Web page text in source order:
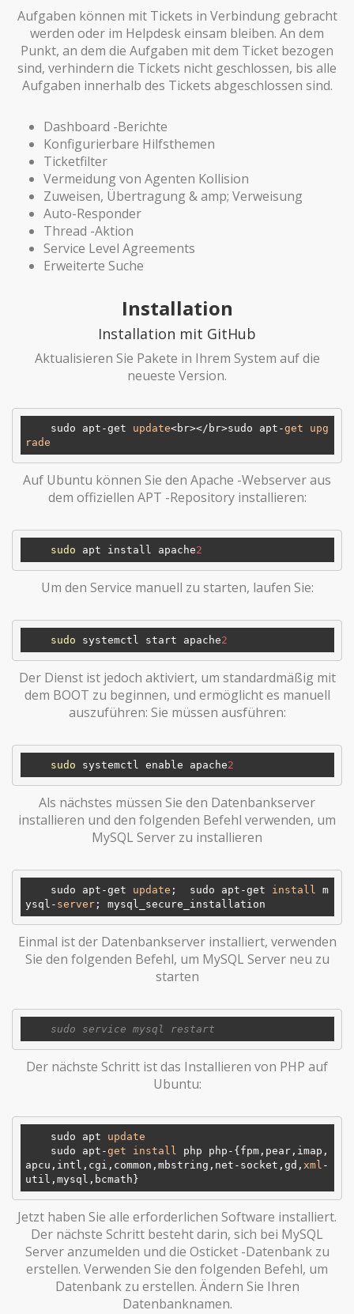
Aufgaben können mit Tickets in Verbindung gebracht
werden oder im Helpdesk einsam bleiben. An dem
Punkt, an dem die Aufgaben mit dem Ticket bezogen
sind, verhindern die Tickets nicht geschlossen, bis alle
Aufgaben innerhalb des Tickets abgeschlossen sind.
Dashboard -Berichte
Konfigurierbare Hilfsthemen
Ticketfilter
Vermeidung von Agenten Kollision
Zuweisen, Übertragung & amp; Verweisung
Auto-Responder
Thread -Aktion
Service Level Agreements
Erweiterte Suche
Installation
Installation mit GitHub
Aktualisieren Sie Pakete in Ihrem System auf die
neueste Version.
    sudo apt-get
update<br></br>sudo apt-get
upg
rade
Auf Ubuntu können Sie den Apache -Webserver aus
dem offiziellen APT -Repository installieren:
sudo apt install apache2
Um den Service manuell zu starten, laufen Sie:
sudo systemctl start apache2
Der Dienst ist jedoch aktiviert, um standardmäßig mit
dem BOOT zu beginnen, und ermöglicht es manuell
auszuführen: Sie müssen ausführen:
sudo systemctl enable apache2
Als nächstes müssen Sie den Datenbankserver
installieren und den folgenden Befehl verwenden, um
MySQL Server zu installieren
    sudo apt-get
update ;  sudo apt-get install
m
ysql- server
Einmal ist der Datenbankserver installiert, verwenden
Sie den folgenden Befehl, um MySQL Server neu zu
starten
Der nächste Schritt ist das Installieren von PHP auf
Ubuntu:
    sudo apt
update
    sudo apt-
get install
php php-{fpm,pear,imap,
apcu,intl,cgi,common,mbstring,net-socket,gd, xml -
​ Jetzt haben Sie alle erforderlichen Software installiert.
Der nächste Schritt besteht darin, sich bei MySQL
Server anzumelden und die Osticket -Datenbank zu
erstellen. Verwenden Sie den folgenden Befehl, um
Datenbank zu erstellen. Ändern Sie Ihren
Datenbanknamen.